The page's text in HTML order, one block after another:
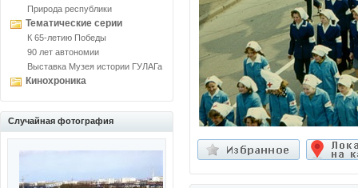
Природа республики
Тематические серии
К 65-летию Победы
90 лет автономии
Выставка Музея истории ГУЛАГа
Кинохроника
Случайная фотография